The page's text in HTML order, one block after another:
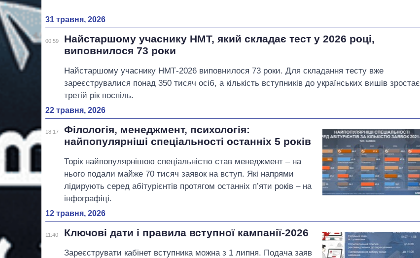
31 травня, 2026
00:59
Найстаршому учаснику НМТ, який складає тест у 2026 році,
виповнилося 73 роки
Найстаршому учаснику НМТ-2026 виповнилося 73 роки. Для складання тесту вже
зареєструвалися понад 350 тисяч осіб, а кількість вступників до українських вишів зростає
третій рік поспіль.
22 травня, 2026
18:17
Філологія, менеджмент, психологія:
найпопулярніші спеціальності останніх 5 років
Торік найпопулярнішою спеціальністю став менеджмент – на
нього подали майже 70 тисяч заявок на вступ. Які напрями
лідирують серед абітурієнтів протягом останніх п’яти років – на
інфографіці.
12 травня, 2026
11:40 Ключові дати і правила вступної кампанії-2026
Зареєструвати кабінет вступника можна з 1 липня. Подача заяв